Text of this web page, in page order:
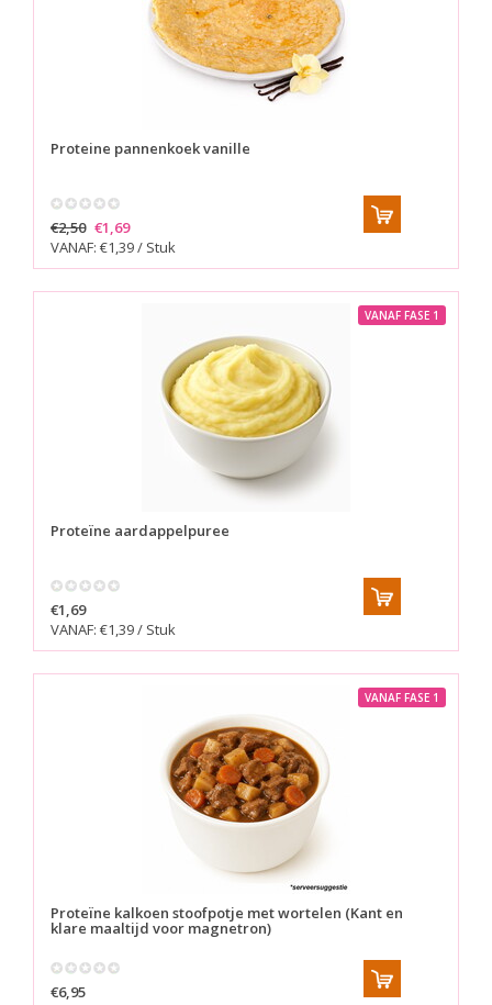
Proteine pannenkoek vanille
€2,50 €1,69
VANAF: €1,39 / Stuk
VANAF FASE 1
Proteïne aardappelpuree
€1,69
VANAF: €1,39 / Stuk
VANAF FASE 1
Proteïne kalkoen stoofpotje met wortelen (Kant en
klare maaltijd voor magnetron)
€6,95